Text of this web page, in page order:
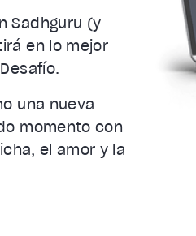
Sadhguru (y
en lo mejor
una nueva
momento con
el amor y la